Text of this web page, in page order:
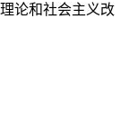
论和社会主义改